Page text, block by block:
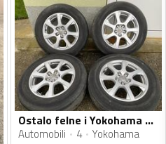
Ostalo felne i Yokohama gume
Automobili 4 Yokohama